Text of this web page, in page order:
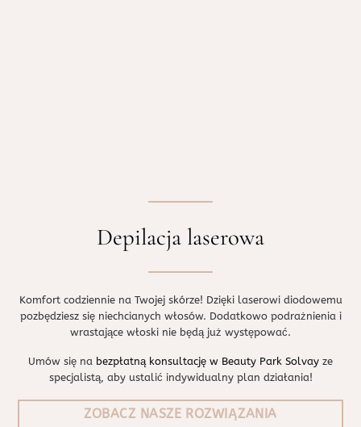
Depilacja laserowa
Komfort codziennie na Twojej skórze! Dzięki laserowi diodowemu
pozbędziesz się niechcianych włosów. Dodatkowo podrażnienia i
wrastające włoski nie będą już występować.
Umów się na bezpłatną konsultację w Beauty Park Solvay ze
specjalistą, aby ustalić indywidualny plan działania!
ZOBACZ NASZE ROZWIĄZANIA